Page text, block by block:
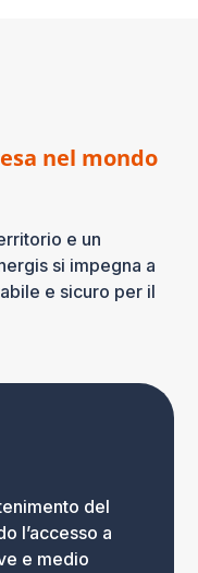
nel mondo
e un
si impegna a
e sicuro per il
del
l’accesso a
e medio